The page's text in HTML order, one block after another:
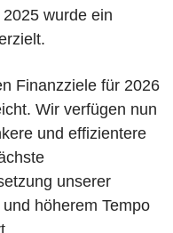
wurde ein
Finanzziele für 2026
Wir verfügen nun
und effizientere
unserer
höherem Tempo